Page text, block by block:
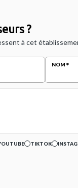
?
à cet
NOM
TIKTOK